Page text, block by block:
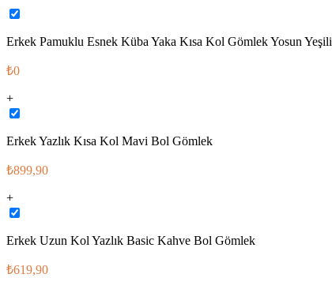
Erkek Pamuklu Esnek Küba Yaka Kısa Kol Gömlek Yosun Yeşili
₺0
+
Erkek Yazlık Kısa Kol Mavi Bol Gömlek
₺899,90
+
Erkek Uzun Kol Yazlık Basic Kahve Bol Gömlek
₺619,90